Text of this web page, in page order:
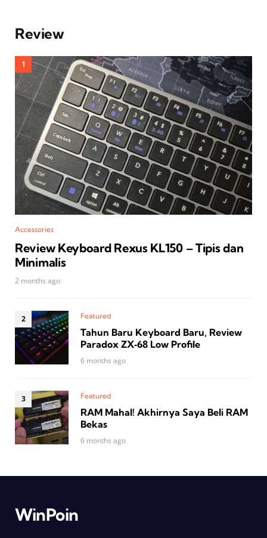
Review
Accessories
Review Keyboard Rexus KL150 – Tipis dan
Minimalis
2 months ago
Featured
Tahun Baru Keyboard Baru, Review
Paradox ZX‑68 Low Profile
6 months ago
Featured
RAM Mahal! Akhirnya Saya Beli RAM
Bekas
6 months ago
WinPoin